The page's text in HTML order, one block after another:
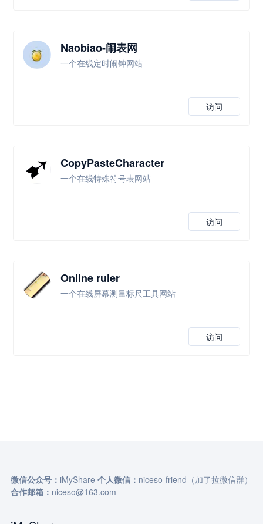
Naobiao-闹表网
一个在线定时闹钟网站
访问
CopyPasteCharacter
一个在线特殊符号表网站
访问
Online ruler
一个在线屏幕测量标尺工具网站
访问
微信公众号： iMyShare 个人微信： niceso-friend（加了拉微信群）
合作邮箱： niceso@163.com